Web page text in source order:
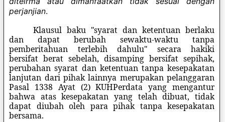
perjanjian.
Klausul baku "syarat dan ketentuan berlaku
dan dapat berubah sewaktu-waktu tanpa
pemberitahuan terlebih dahulu" secara hakiki
bersifat berat sebelah, disamping bersifat sepihak,
perubahan syarat dan ketentuan tanpa kesepakatan
lanjutan dari pihak lainnya merupakan pelanggaran
Pasal 1338 Ayat (2) KUHPerdata yang mengantur
bahwa atas kesepakatan yang telah dibuat, tidak
dapat diubah oleh para pihak tanpa kesepakatan
bersama.